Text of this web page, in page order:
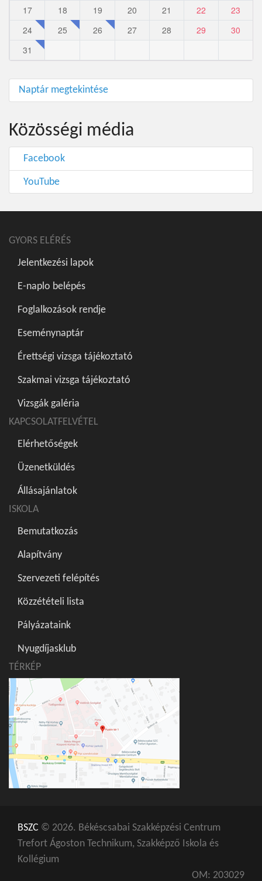
17
18 19 20 21 22
23
24
25 26 27 28 29
30
31
Naptár megtekintése
Közösségi média
Facebook
YouTube
GYORS ELÉRÉS
Jelentkezési lapok
E-naplo belépés
Foglalkozások rendje
Eseménynaptár
Érettségi vizsga tájékoztató
Szakmai vizsga tájékoztató
Vizsgák galéria
KAPCSOLATFELVÉTEL
Elérhetőségek
Üzenetküldés
Állásajánlatok
ISKOLA
Bemutatkozás
Alapítvány
Szervezeti felépítés
Közzétételi lista
Pályázataink
Nyugdíjasklub
TÉRKÉP
BSZC © 2026. Békéscsabai Szakképzési Centrum
Trefort Ágoston Technikum, Szakképző Iskola és
Kollégium
OM: 203029